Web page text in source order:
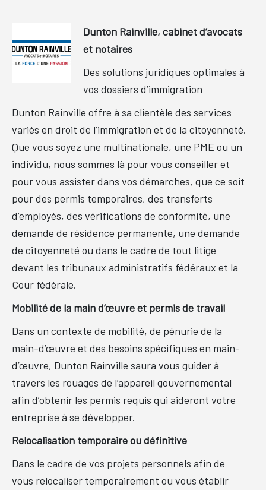
Dunton Rainville, cabinet d’avocats
et notaires
Des solutions juridiques optimales à
vos dossiers d’immigration
Dunton Rainville offre à sa clientèle des services
variés en droit de l’immigration et de la citoyenneté.
Que vous soyez une multinationale, une PME ou un
individu, nous sommes là pour vous conseiller et
pour vous assister dans vos démarches, que ce soit
pour des permis temporaires, des transferts
d’employés, des vérifications de conformité, une
demande de résidence permanente, une demande
de citoyenneté ou dans le cadre de tout litige
devant les tribunaux administratifs fédéraux et la
Cour fédérale.
Mobilité de la main d’œuvre et permis de travail
Dans un contexte de mobilité, de pénurie de la
main-d’œuvre et des besoins spécifiques en main-
d’œuvre, Dunton Rainville saura vous guider à
travers les rouages de l’appareil gouvernemental
afin d’obtenir les permis requis qui aideront votre
entreprise à se développer.
Relocalisation temporaire ou définitive
Dans le cadre de vos projets personnels afin de
vous relocaliser temporairement ou vous établir